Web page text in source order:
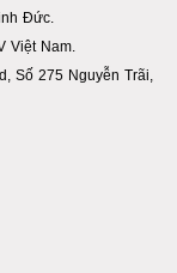
Đức.
Việt Nam.
Số 275 Nguyễn Trãi,